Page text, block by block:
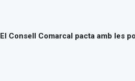
El Consell Comarcal pacta amb les